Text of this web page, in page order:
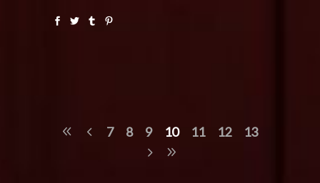
7 8 9 10 11 12 13